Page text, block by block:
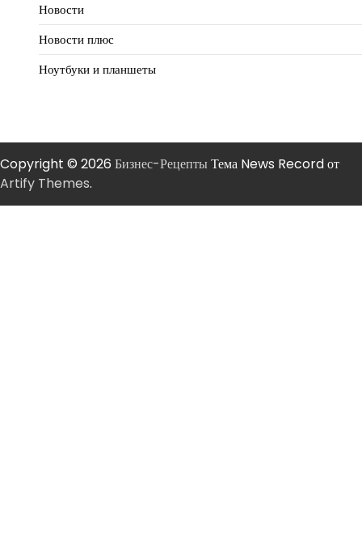
Новости
Новости плюс
Ноутбуки и планшеты
Copyright © 2026 Бизнес-РецептыТема News Record от
Artify Themes.